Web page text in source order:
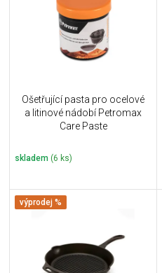
Ošetřující pasta pro ocelové
a litinové nádobí Petromax
Care Paste
skladem (6 ks)
výprodej %